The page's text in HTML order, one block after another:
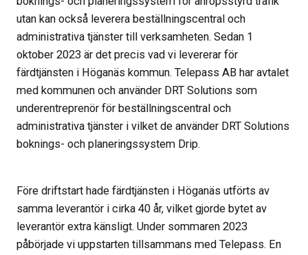
utan kan också leverera beställningscentral och
administrativa tjänster till verksamheten. Sedan 1
oktober 2023 är det precis vad vi levererar för
färdtjänsten i Höganäs kommun. Telepass AB har avtalet
med kommunen och använder DRT Solutions som
underentreprenör för beställningscentral och
administrativa tjänster i vilket de använder DRT Solutions
boknings- och planeringssystem Drip.
Före driftstart hade färdtjänsten i Höganäs utförts av
samma leverantör i cirka 40 år, vilket gjorde bytet av
leverantör extra känsligt. Under sommaren 2023
påbörjade vi uppstarten tillsammans med Telepass. En